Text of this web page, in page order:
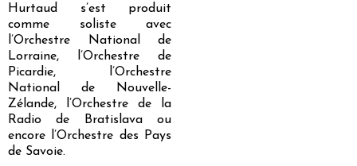
Hurtaud s’est produit
comme soliste avec
l’Orchestre National de
Lorraine, l’Orchestre de
Picardie, l’Orchestre
National de Nouvelle-
Zélande, l’Orchestre de la
Radio de Bratislava ou
encore l’Orchestre des Pays
de Savoie.